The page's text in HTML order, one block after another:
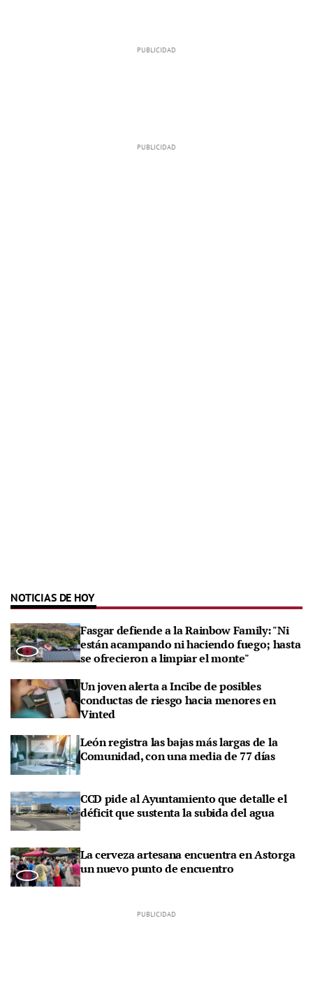
NOTICIAS DE HOY
Fasgar defiende a la Rainbow Family: "Ni
están acampando ni haciendo fuego; hasta
se ofrecieron a limpiar el monte"
Un joven alerta a Incibe de posibles
conductas de riesgo hacia menores en
Vinted
León registra las bajas más largas de la
Comunidad, con una media de 77 días
CCD pide al Ayuntamiento que detalle el
déficit que sustenta la subida del agua
La cerveza artesana encuentra en Astorga
un nuevo punto de encuentro